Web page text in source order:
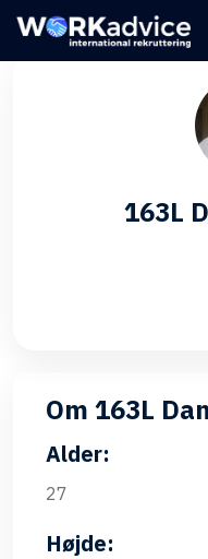
163L
Om 163L Dan
Alder:
27
Højde: